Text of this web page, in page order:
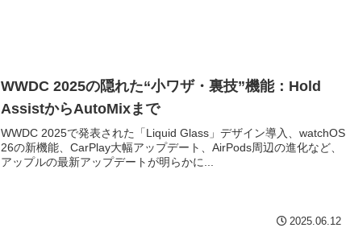
WWDC 2025の隠れた“小ワザ・裏技”機能：Hold
AssistからAutoMixまで
WWDC 2025で発表された「Liquid Glass」デザイン導入、watchOS
26の新機能、CarPlay大幅アップデート、AirPods周辺の進化など、
アップルの最新アップデートが明らかに...
2025.06.12